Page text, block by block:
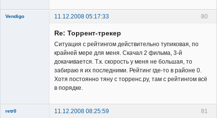
80
Vendigo
11.12.2008 05:17:33
Re: Торрент-трекер
Ситуация с рейтингом действительно тупиковая, по
крайней мере для меня. Скачал 2 фильма, 3-й
докачивается. Т.к. скорость у меня не большая, то
забираю я их последними. Рейтинг где-то в районе 0.
Хотя постоянно тяну с торренс.ру, там с рейтингом всё
в порядке.
81
retr0
11.12.2008 08:25:59